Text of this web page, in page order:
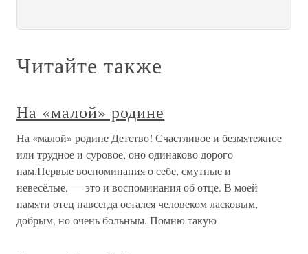
Читайте также
На «малой» родине
На «малой» родине Детство! Счастливое и безмятежное
или трудное и суровое, оно одинаково дорого
нам.Первые воспоминания о себе, смутные и
невесёлые, — это и воспоминания об отце. В моей
памяти отец навсегда остался человеком ласковым,
добрым, но очень больным. Помню такую